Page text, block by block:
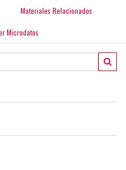
Materiales Relacionados
Microdatos